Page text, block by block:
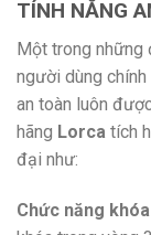
TÍNH NĂNG
Một trong những
người dùng
an toàn luôn
hãng Lorca tích
đại như:
Chức năng